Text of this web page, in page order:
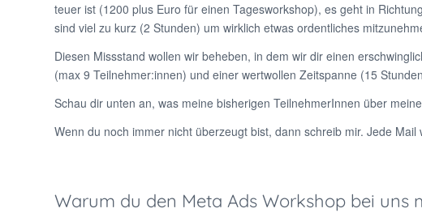
teuer ist (1200 plus Euro für einen Tagesworkshop), es geht in
sind viel zu kurz (2 Stunden) um wirklich etwas ordentliches
Diesen Missstand wollen wir beheben, in dem wir dir einen
(max 9 Teilnehmer:innen) und einer wertwollen Zeitspanne (15
Schau dir unten an, was meine bisherigen TeilnehmerInnen über
Wenn du noch immer nicht überzeugt bist, dann schreib mir. Jede
Warum du den Meta Ads Workshop bei uns